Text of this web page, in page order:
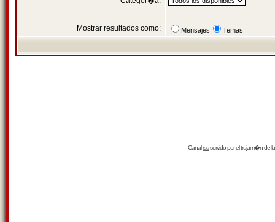
Mostrar resultados como: Mensajes Temas
Canalrssservido por eltrujam�nde